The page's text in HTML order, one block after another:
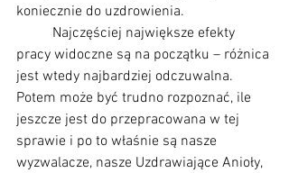
koniecznie do uzdrowienia.
pracy widoczne są na początku – różnica
jest wtedy najbardziej odczuwalna.
Potem może być trudno rozpoznać, ile
jeszcze jest do przepracowana w tej
sprawie i po to właśnie są nasze
wyzwalacze, nasze Uzdrawiające Anioły,